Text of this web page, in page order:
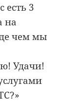
есть 3
на
чем мы
Удачи!